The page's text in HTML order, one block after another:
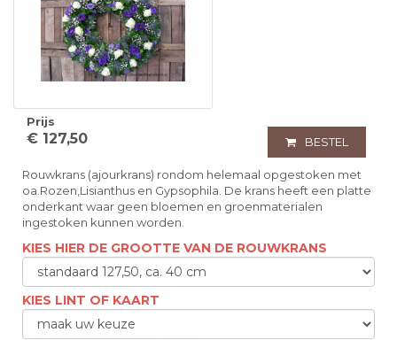
Prijs
€ 127,50 BESTEL
Rouwkrans (ajourkrans) rondom helemaal opgestoken met
oa.Rozen,Lisianthus en Gypsophila. De krans heeft een platte
onderkant waar geen bloemen en groenmaterialen
ingestoken kunnen worden.
KIES HIER DE GROOTTE VAN DE ROUWKRANS
KIES LINT OF KAART